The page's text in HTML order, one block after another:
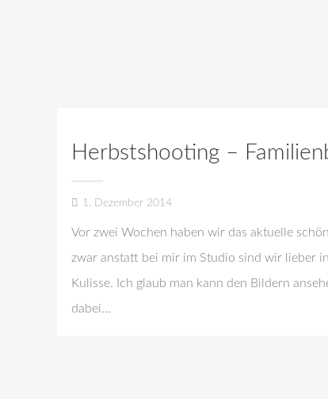
Herbstshooting –
1. Dezember 2014
Vor zwei Wochen haben wir das aktuelle
zwar anstatt bei mir im Studio sind wir lieber
Kulisse. Ich glaub man kann den Bildern
dabei…